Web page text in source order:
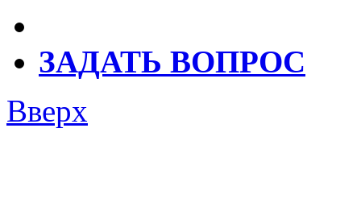
ЗАДАТЬ ВОПРОС
Вверх